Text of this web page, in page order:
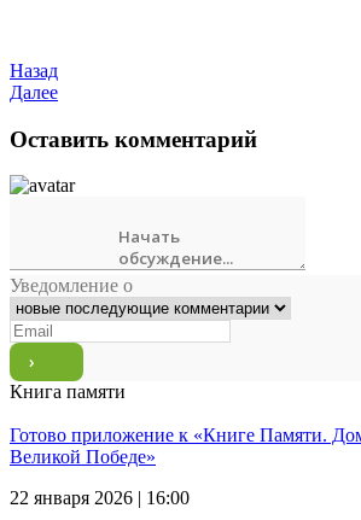
Назад
Далее
Оставить комментарий
Уведомление о
Книга памяти
Готово приложение к «Книге Памяти.
Великой Победе»
22 января 2026 | 16:00